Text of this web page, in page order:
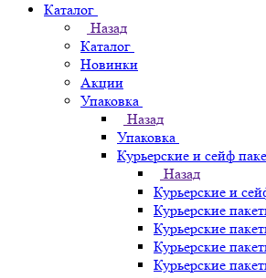
Каталог
Назад
Каталог
Новинки
Акции
Упаковка
Назад
Упаковка
Курьерские и сейф
Назад
Курьерские и
Курьерские
Курьерские
Курьерские
Курьерские